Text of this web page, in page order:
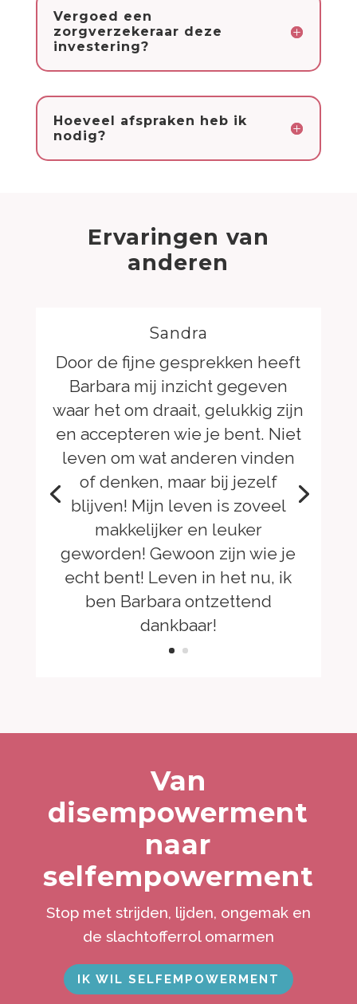
Vergoed een
zorgverzekeraar deze
investering?
Hoeveel afspraken heb ik
nodig?
Ervaringen van
anderen
Sandra
Door de fijne gesprekken heeft
Barbara mij inzicht gegeven
waar het om draait, gelukkig zijn
en accepteren wie je bent. Niet
leven om wat anderen vinden
of denken, maar bij jezelf
blijven! Mijn leven is zoveel
makkelijker en leuker
geworden! Gewoon zijn wie je
echt bent! Leven in het nu, ik
ben Barbara ontzettend
dankbaar!
Van
disempowerment
naar
selfempowerment
Stop met strijden, lijden, ongemak en
de slachtofferrol omarmen
IK WIL SELFEMPOWERMENT